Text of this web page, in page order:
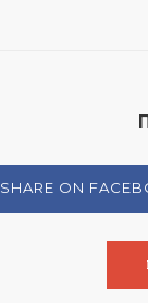
SHARE ON